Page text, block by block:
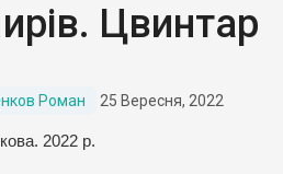
Цвинтар
Роман 25 Вересня, 2022
2022 р.